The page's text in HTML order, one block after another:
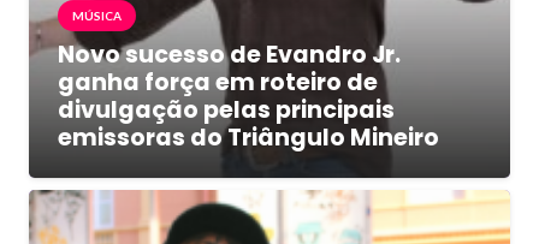
MÚSICA
Novo sucesso de Evandro Jr.
ganha força em roteiro de
divulgação pelas principais
emissoras do Triângulo Mineiro